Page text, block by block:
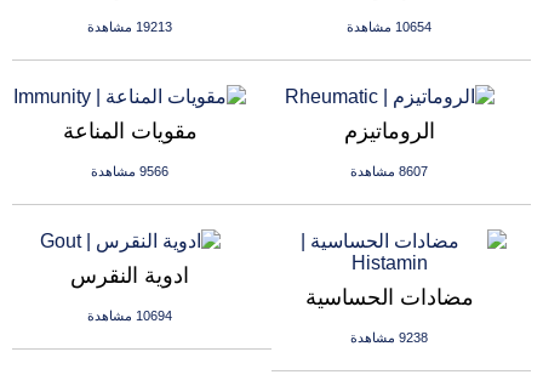
19213 مشاهدة 10654 مشاهدة
مقويات المناعة
9566 مشاهدة
الروماتيزم
8607 مشاهدة
ادوية النقرس
10694 مشاهدة
مضادات الحساسية
9238 مشاهدة